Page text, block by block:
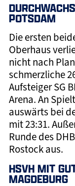
POTSDAM
Die ersten
Oberhaus
nicht nach
schmerzliche
Aufsteiger SG
Arena. An
auswärts bei
mit 23:31.
Runde des
Rostock aus.
HSVH MIT
MAGDEBURG